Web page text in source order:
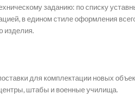
заданию: по списку
в едином стиле оформления
изделия.
для комплектации новых
штабы и военные училища.